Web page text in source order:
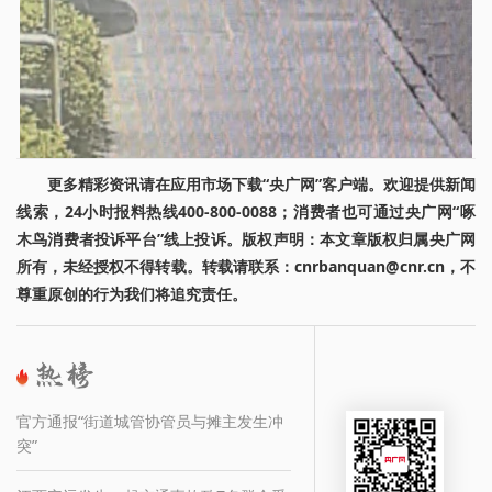
更多精彩资讯请在应用市场下载“央广网”客户端。欢迎提供新闻
线索，24小时报料热线400-800-0088；消费者也可通过央广网“啄
木鸟消费者投诉平台”线上投诉。版权声明：本文章版权归属央广网
所有，未经授权不得转载。转载请联系：cnrbanquan@cnr.cn，不
尊重原创的行为我们将追究责任。
官方通报“街道城管协管员与摊主发生冲
突”